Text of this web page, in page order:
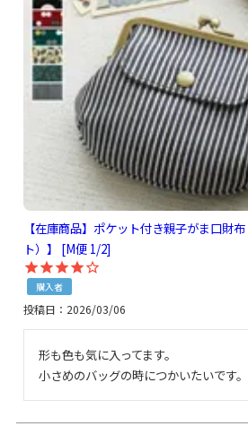
【在庫商品】ポケット付き親子がま口財
ト）】 [M便 1/2]
購入者
投稿日 2026/03/06
形も色も気に入ってます。
小さめのバッグの時につかいたいです。